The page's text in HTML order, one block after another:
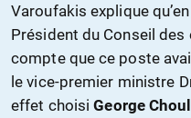
Varoufakis explique
Président du Conseil
compte que ce poste
le vice-premier ministre
effet choisiGeorge